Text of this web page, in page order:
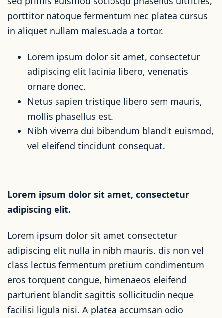
porttitor natoque fermentum nec platea cursus
in aliquet nullam malesuada a tortor.
Lorem ipsum dolor sit amet, consectetur
adipiscing elit lacinia libero, venenatis
ornare donec.
Netus sapien tristique libero sem mauris,
mollis phasellus est.
Nibh viverra dui bibendum blandit euismod,
vel eleifend tincidunt consequat.
Lorem ipsum dolor sit amet, consectetur
adipiscing elit.
Lorem ipsum dolor sit amet consectetur
adipiscing elit nulla in nibh mauris, dis non vel
class lectus fermentum pretium condimentum
eros torquent congue, himenaeos eleifend
parturient blandit sagittis sollicitudin neque
facilisi ligula nisi. A platea accumsan odio